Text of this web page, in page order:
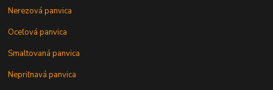
Nerezová panvica
Oceľová panvica
Smaltovaná panvica
Nepriľnavá panvica